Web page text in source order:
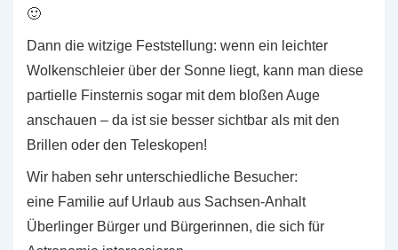
🙂
Dann die witzige Feststellung: wenn ein leichter
Wolkenschleier über der Sonne liegt, kann man diese
partielle Finsternis sogar mit dem bloßen Auge
anschauen – da ist sie besser sichtbar als mit den
Brillen oder den Teleskopen!
Wir haben sehr unterschiedliche Besucher:
eine Familie auf Urlaub aus Sachsen-Anhalt
Überlinger Bürger und Bürgerinnen, die sich für